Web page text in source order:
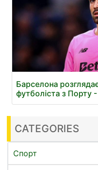
Барселона
футболіста з Порту
CATEGORIES
Спорт